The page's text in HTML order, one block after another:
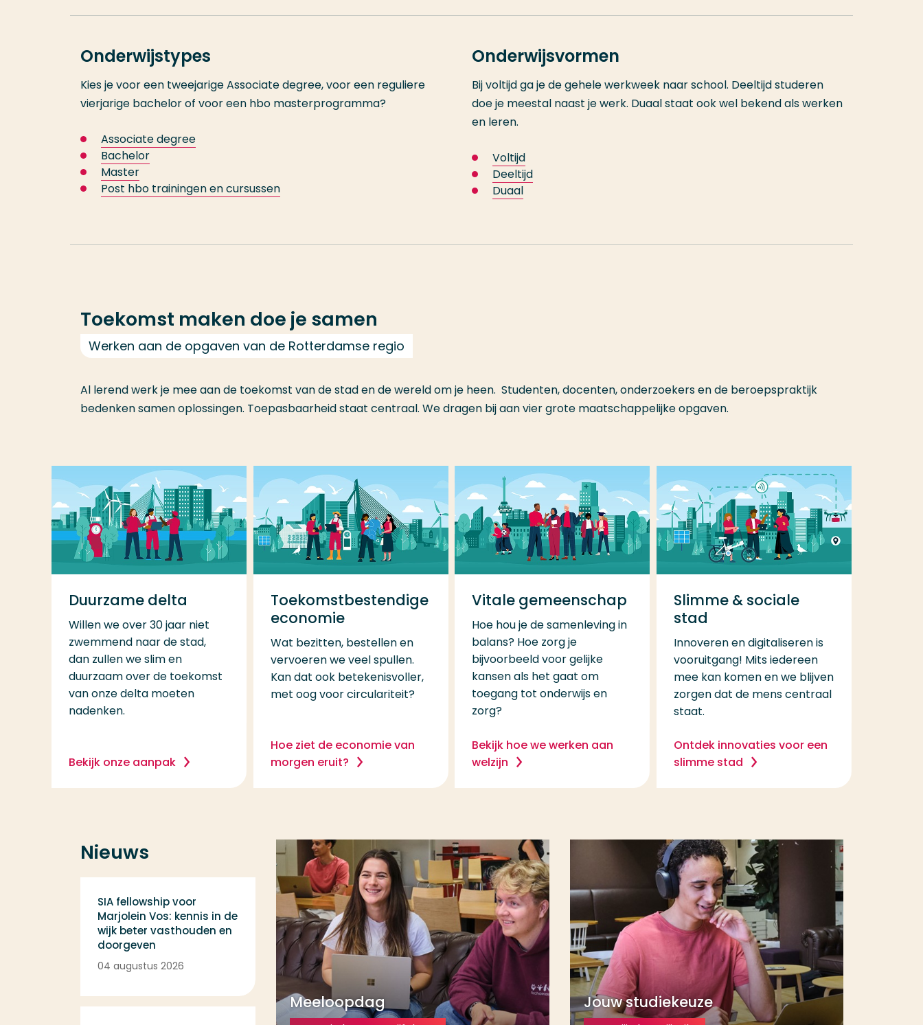
Onderwijstypes
Kies je voor een tweejarige Associate degree, voor een reguliere
vierjarige bachelor of voor een hbo masterprogramma?
Associate degree
Bachelor
Master
Post hbo trainingen en cursussen
Onderwijsvormen
Bij voltijd ga je de gehele werkweek naar school. Deeltijd studeren
doe je meestal naast je werk. Duaal staat ook wel bekend als werken
en leren.
Voltijd
Deeltijd
Duaal
Toekomst maken doe je samen
Werken aan de opgaven van de Rotterdamse regio
Al lerend werk je mee aan de toekomst van de stad en de wereld om je heen. Studenten, docenten, onderzoekers en de beroepspraktijk
bedenken samen oplossingen. Toepasbaarheid staat centraal. We dragen bij aan vier grote maatschappelijke opgaven.
Duurzame delta
Willen we over 30 jaar niet
zwemmend naar de stad,
dan zullen we slim en
duurzaam over de toekomst
van onze delta moeten
nadenken.
Bekijk onze aanpak
Toekomstbestendige
economie
Wat bezitten, bestellen en
vervoeren we veel spullen.
Kan dat ook betekenisvoller,
met oog voor circulariteit?
Hoe ziet de economie van
morgen eruit?
Vitale gemeenschap
Hoe hou je de samenleving in
balans? Hoe zorg je
bijvoorbeeld voor gelijke
kansen als het gaat om
toegang tot onderwijs en
zorg?
Bekijk hoe we werken aan
welzijn
Slimme & sociale
stad
Innoveren en digitaliseren is
vooruitgang! Mits iedereen
mee kan komen en we blijven
zorgen dat de mens centraal
staat.
Ontdek innovaties voor een
slimme stad
Nieuws
Een overzicht van het
SIA fellowship voor
Marjolein Vos: kennis in de
wijk beter vasthouden en
doorgeven
04 augustus 2026
Meeloopdag Jouw studiekeuze